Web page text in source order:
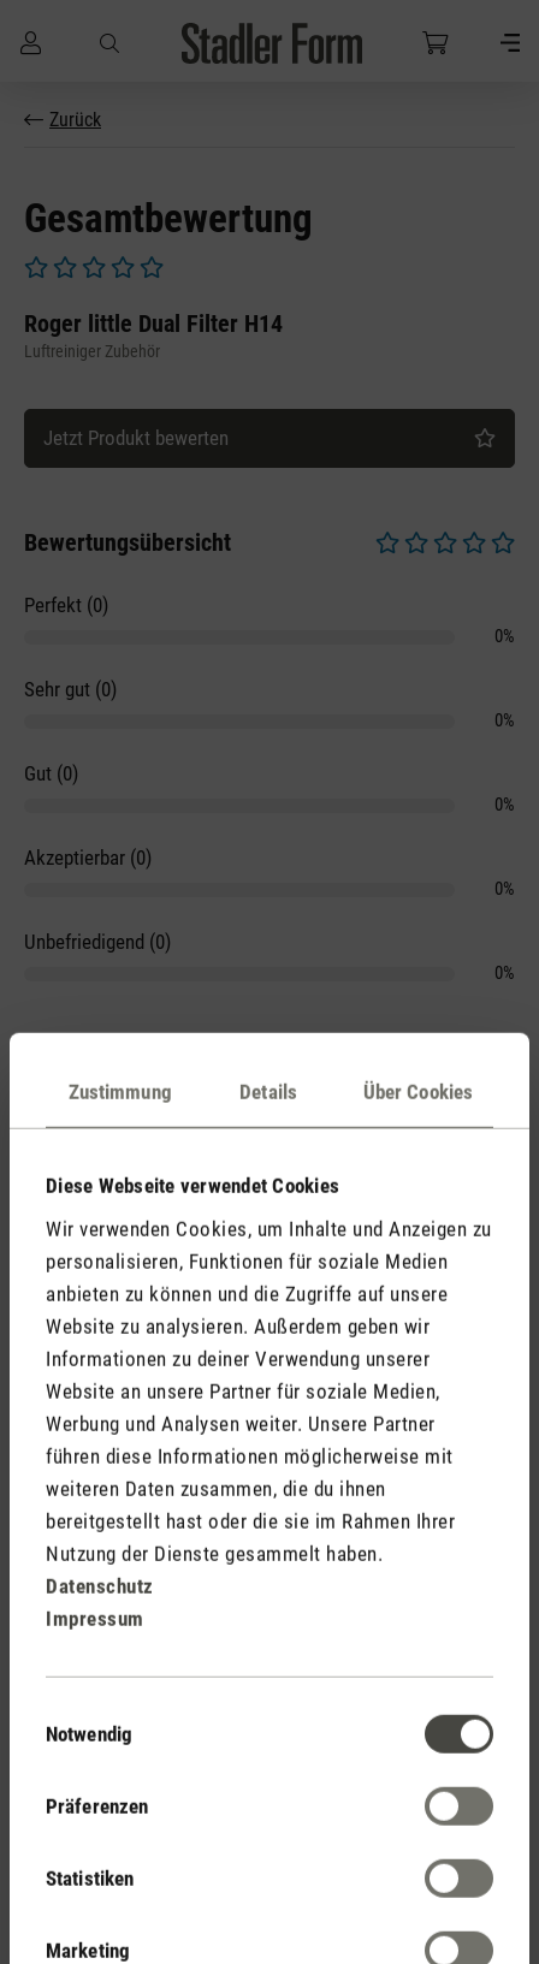
Zustimmung Details Über Cookies
Diese Webseite verwendet Cookies
Wir verwenden Cookies, um Inhalte und Anzeigen zu
personalisieren, Funktionen für soziale Medien
anbieten zu können und die Zugriffe auf unsere
Website zu analysieren. Außerdem geben wir
Informationen zu deiner Verwendung unserer
Website an unsere Partner für soziale Medien,
Werbung und Analysen weiter. Unsere Partner
führen diese Informationen möglicherweise mit
weiteren Daten zusammen, die du ihnen
bereitgestellt hast oder die sie im Rahmen Ihrer
Nutzung der Dienste gesammelt haben.
Datenschutz
Impressum
Notwendig
Präferenzen
Statistiken
Marketing
Zum Hauptinhalt springen
Zurück
Gesamtbewertung
Roger little Dual Filter H14
Luftreiniger Zubehör
Jetzt Produkt bewerten
Bewertungsübersicht
Perfekt (0)
0%
Sehr gut (0)
0%
Gut (0)
0%
Akzeptierbar (0)
0%
Unbefriedigend (0)
0%
Kommentare (0)
Deine Erkenntnisse mit anderen.
Jetzt Produkt bewerten
Deine Vorteile